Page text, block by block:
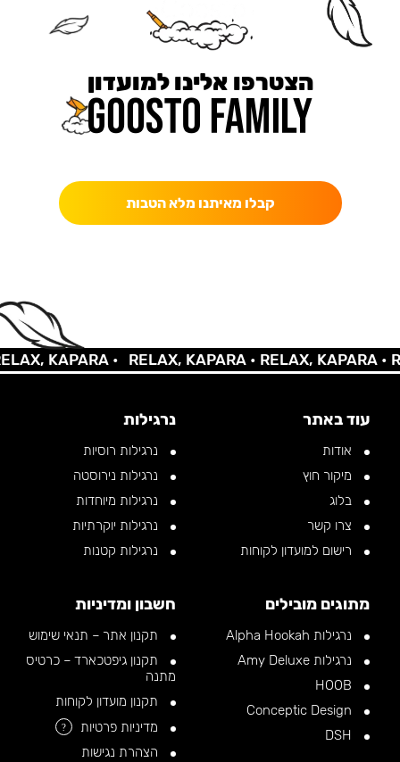
הצטרפו אלינו למועדון
קבלו מאיתנו מלא הטבות
KAPARA • RELAX, KAPARA •RELAX, KAPARA •
עוד באתר
אודות
מיקור חוץ
בלוג
צרו קשר
רישום למועדון לקוחות
נרגילות
נרגילות רוסיות
נרגילות נירוסטה
נרגילות מיוחדות
נרגילות יוקרתיות
נרגילות קטנות
מתוגים מובילים
נרגילות Alpha Hookah
נרגילות Amy Deluxe
חשבון ומדיניות
תקנון אתר – תנאי שימוש
תקנון גיפטכארד – כרטיס
מתנה
תקנון מועדון לקוחות
מדיניות פרטיות
?
הצהרת נגישות